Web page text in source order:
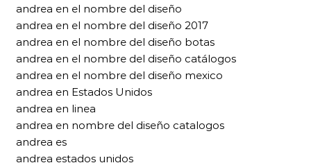
andrea en el nombre del diseño
andrea en el nombre del diseño 2017
andrea en el nombre del diseño botas
andrea en el nombre del diseño catálogos
andrea en el nombre del diseño mexico
andrea en Estados Unidos
andrea en linea
andrea en nombre del diseño catalogos
andrea es
andrea estados unidos